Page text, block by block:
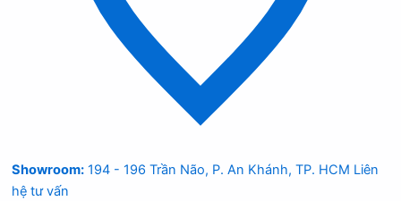
Showroom: 194 - 196 Trần Não, P. An Khánh, TP. HCM Liên
hệ tư vấn